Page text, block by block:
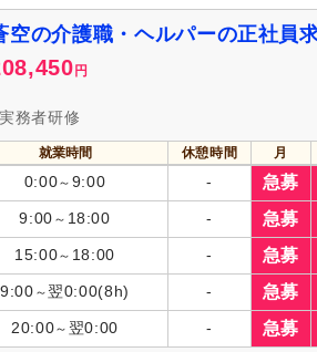
空の介護職・ヘルパーの正社員
円
務者研修
就業時間 休憩時間 月
0:00～ 9:00 - 急募
9:00 ～ 18:00 - 急募
15:00～ 18:00 - 急募
9:00 ～ 翌0:00(8h) - 急募
20:00～ 翌0:00 - 急募